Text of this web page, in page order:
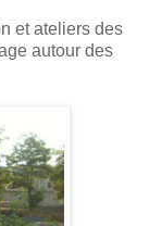
et ateliers des
autour des